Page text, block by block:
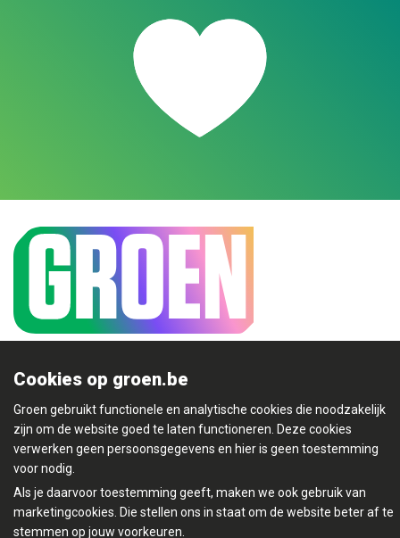
Cookies op groen.be
Groen gebruikt functionele en analytische cookies die noodzakelijk
zijn om de website goed te laten functioneren. Deze cookies
verwerken geen persoonsgegevens en hier is geen toestemming
voor nodig.
Als je daarvoor toestemming geeft, maken we ook gebruik van
marketingcookies. Die stellen ons in staat om de website beter af te
stemmen op jouw voorkeuren.
Mijn Groen
© Copyright Groen 2026 | Gemaakt met
Gebouwd doorTectonica
Contact
Privacybeleid